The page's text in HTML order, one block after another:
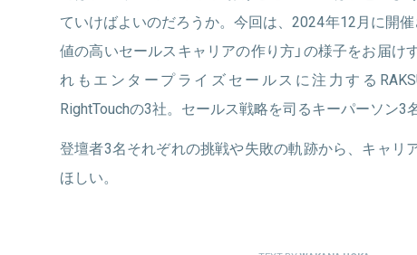
ていけばよいのだろうか。今回は、2024年12月に開催
値の高いセールスキャリアの作り方」の様子をお届け
れもエンタープライズセールスに注力する
RightTouchの3社。セールス戦略を司るキーパーソン3
登壇者3名それぞれの挑戦や失敗の軌跡から、キャリ
ほしい。